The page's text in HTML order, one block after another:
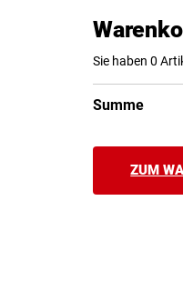
Sie haben 0
Summe
ZUM